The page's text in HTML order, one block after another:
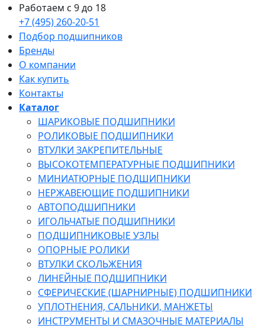
Работаем с 9 до 18
+7 (495) 260-20-51
Подбор подшипников
Бренды
О компании
Как купить
Контакты
Каталог
ШАРИКОВЫЕ ПОДШИПНИКИ
РОЛИКОВЫЕ ПОДШИПНИКИ
ВТУЛКИ ЗАКРЕПИТЕЛЬНЫЕ
ВЫСОКОТЕМПЕРАТУРНЫЕ ПОДШИПНИКИ
МИНИАТЮРНЫЕ ПОДШИПНИКИ
НЕРЖАВЕЮЩИЕ ПОДШИПНИКИ
АВТОПОДШИПНИКИ
ИГОЛЬЧАТЫЕ ПОДШИПНИКИ
ПОДШИПНИКОВЫЕ УЗЛЫ
ОПОРНЫЕ РОЛИКИ
ВТУЛКИ СКОЛЬЖЕНИЯ
ЛИНЕЙНЫЕ ПОДШИПНИКИ
СФЕРИЧЕСКИЕ (ШАРНИРНЫЕ) ПОДШИПНИКИ
УПЛОТНЕНИЯ, САЛЬНИКИ, МАНЖЕТЫ
ИНСТРУМЕНТЫ И СМАЗОЧНЫЕ МАТЕРИАЛЫ